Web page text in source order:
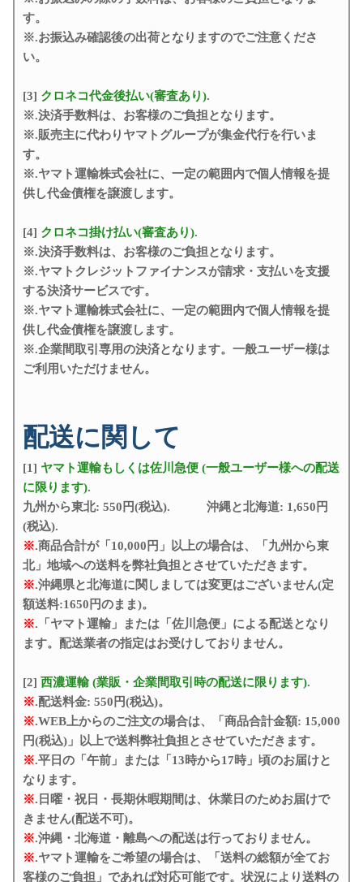
す。
※.お振込み確認後の出荷となりますのでご注意くださ
い。
[3] クロネコ代金後払い(審査あり).
※.決済手数料は、お客様のご負担となります。
※.販売主に代わりヤマトグループが集金代行を行いま
す。
※.ヤマト運輸株式会社に、一定の範囲内で個人情報を提
供し代金債権を譲渡します。
[4] クロネコ掛け払い(審査あり).
※.決済手数料は、お客様のご負担となります。
※.ヤマトクレジットファイナンスが請求・支払いを支援
する決済サービスです。
※.ヤマト運輸株式会社に、一定の範囲内で個人情報を提
供し代金債権を譲渡します。
※.企業間取引専用の決済となります。一般ユーザー様は
ご利用いただけません。
配送に関して
[1] ヤマト運輸もしくは佐川急便 (一般ユーザー様への配送
に限ります).
九州から東北: 550円(税込). 沖縄と北海道: 1,650円
(税込).
※.商品合計が「10,000円」以上の場合は、「九州から東
北」地域への送料を弊社負担とさせていただきます。
※.沖縄県と北海道に関しましては変更はございません(定
額送料:1650円のまま)。
※.「ヤマト運輸」または「佐川急便」による配送となり
ます。配送業者の指定はお受けしておりません。
[2] 西濃運輸 (業販・企業間取引時の配送に限ります).
※.配送料金: 550円(税込)。
※.WEB上からのご注文の場合は、「商品合計金額: 15,000
円(税込)」以上で送料弊社負担とさせていただきます。
※.平日の「午前」または「13時から17時」頃のお届けと
なります。
※.日曜・祝日・長期休暇期間は、休業日のためお届けで
きません(配送不可)。
※.沖縄・北海道・離島への配送は行っておりません。
※.ヤマト運輸をご希望の場合は、「送料の総額が全てお
客様のご負担」であれば対応可能です。状況により送料の